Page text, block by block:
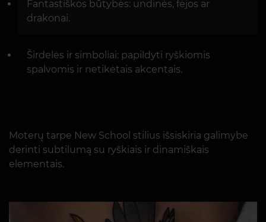
Fantastiškos būtybės: undinės, fėjos ar
drakonai.
Širdelės ir simboliai: papildyti ryškiomis
spalvomis ir netikėtais akcentais.
Moterų tarpe New School stilius išsiskiria galimybe
derinti subtilumą su ryškiais ir dinamiškais
elementais.